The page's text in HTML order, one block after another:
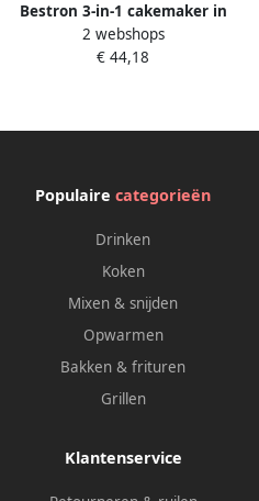
Bestron 3-in-1 cakemaker in
retro-design met 3
verwisselbare bakplaten:
indicatielampje &
2 webshops
€ 44,18
Populaire categorieën
Drinken
Koken
Mixen & snijden
Opwarmen
Bakken & frituren
Grillen
Klantenservice